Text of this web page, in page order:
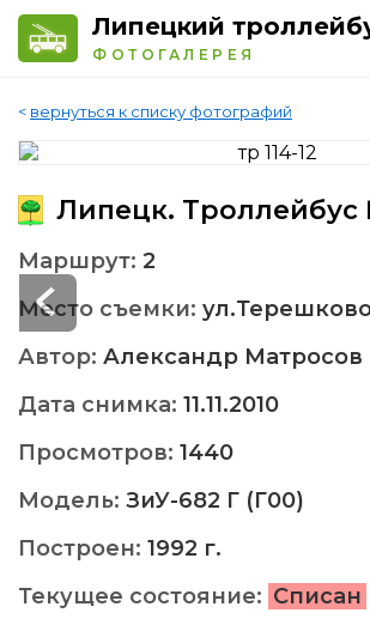
Липецкий
ФОТОГАЛЕРЕЯ
< вернуться к списку фотографий
Липецк. Троллейбус
Маршрут: 2
Место съемки:
Автор: Александр Матросов
Дата снимка: 11.11.2010
Просмотров: 1440
Модель: ЗиУ-682 Г (Г00)
Построен: 1992 г.
Текущее состояние: Списан